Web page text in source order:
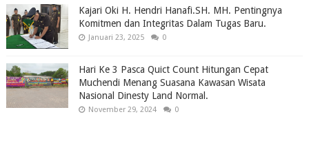
Kajari Oki H. Hendri Hanafi.SH. MH. Pentingnya
Komitmen dan Integritas Dalam Tugas Baru.
Januari 23, 2025 0
Hari Ke 3 Pasca Quict Count Hitungan Cepat
Muchendi Menang Suasana Kawasan Wisata
Nasional Dinesty Land Normal.
November 29, 2024 0